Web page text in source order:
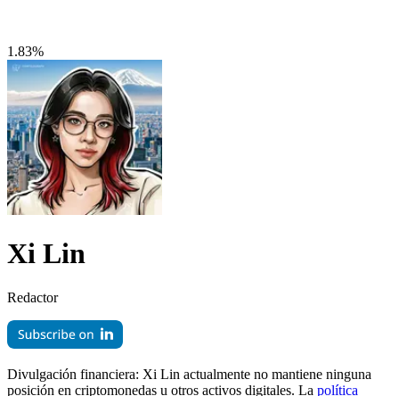
1.83%
Xi Lin
Redactor
Divulgación financiera: Xi Lin actualmente no mantiene ninguna
posición en criptomonedas u otros activos digitales. La política